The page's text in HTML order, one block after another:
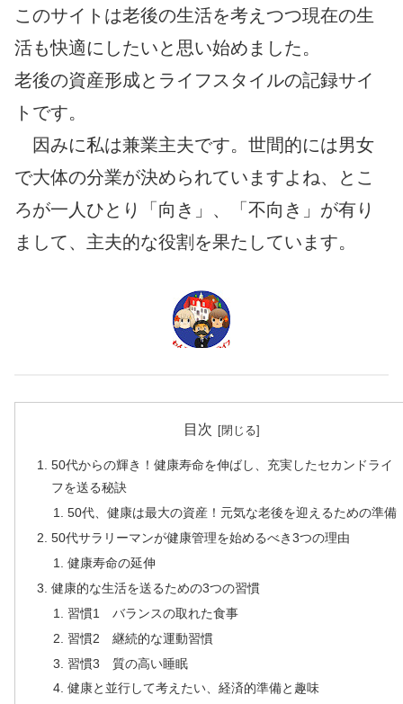
このサイトは老後の生活を考えつつ現在の生
活も快適にしたいと思い始めました。
老後の資産形成とライフスタイルの記録サイ
トです。
因みに私は兼業主夫です。世間的には男女
で大体の分業が決められていますよね、とこ
ろが一人ひとり「向き」、「不向き」が有り
まして、主夫的な役割を果たしています。
目次
50代からの輝き！健康寿命を伸ばし、充実したセカンドライ
フを送る秘訣
50代、健康は最大の資産！元気な老後を迎えるための準備
50代サラリーマンが健康管理を始めるべき3つの理由
健康寿命の延伸
健康的な生活を送るための3つの習慣
習慣1 バランスの取れた食事
習慣2 継続的な運動習慣
習慣3 質の高い睡眠
健康と並行して考えたい、経済的準備と趣味